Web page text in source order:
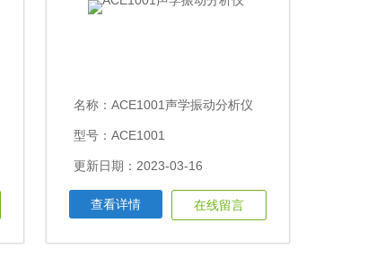
名称： ACE1001声学振动分析仪
型号：ACE1001
更新日期：2023-03-16
查看详情 在线留言